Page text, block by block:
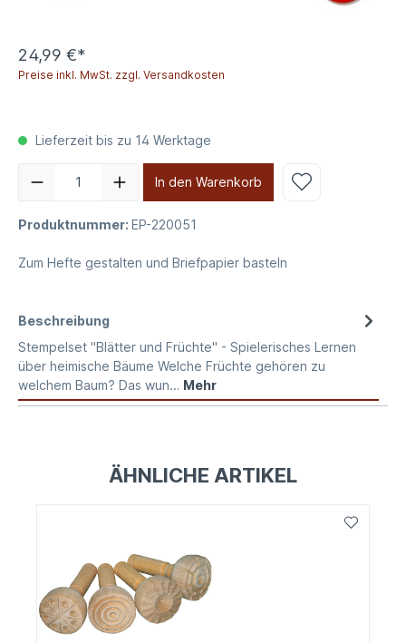
24,99 €*
Preise inkl. MwSt. zzgl. Versandkosten
Lieferzeit bis zu 14 Werktage
In den Warenkorb
Produktnummer: EP-220051
Zum Hefte gestalten und Briefpapier basteln
Beschreibung
Stempelset "Blätter und Früchte" - Spielerisches Lernen
über heimische Bäume Welche Früchte gehören zu
welchem Baum? Das wun… Mehr
ÄHNLICHE ARTIKEL